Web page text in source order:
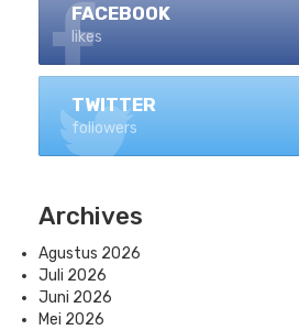
FACEBOOK
likes
TWITTER
followers
Archives
Agustus 2026
Juli 2026
Juni 2026
Mei 2026